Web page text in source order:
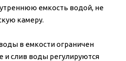
емкость водой, не
камеру.
в емкости ограничен
и слив воды регулируются